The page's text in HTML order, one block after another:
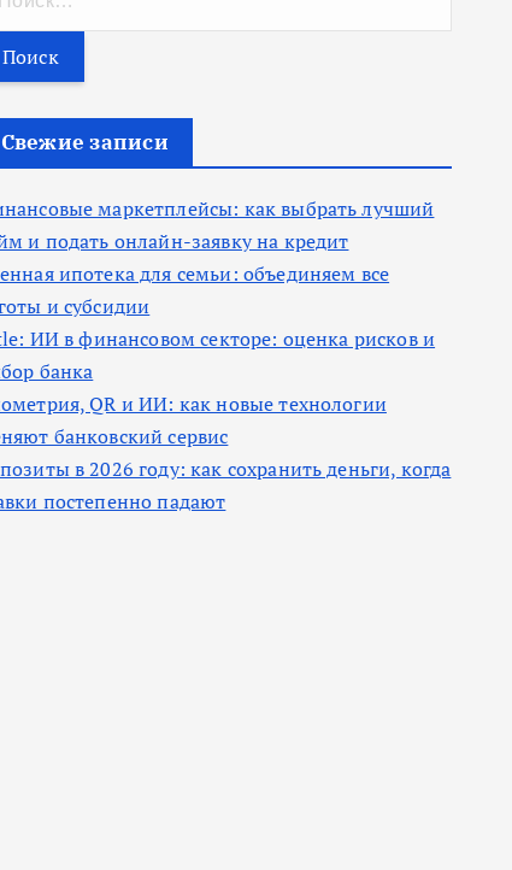
Свежие записи
маркетплейсы: как выбрать лучший
и подать онлайн-заявку на кредит
ипотека для семьи: объединяем все
и субсидии
ИИ в финансовом секторе: оценка рисков и
банка
QR и ИИ: как новые технологии
банковский сервис
в 2026 году: как сохранить деньги, когда
постепенно падают